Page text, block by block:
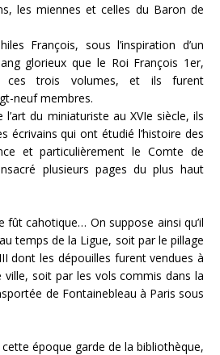
les miennes et celles du Baron de
François, sous l’inspiration d’un
glorieux que le Roi François 1er,
ces trois volumes, et ils furent
neuf membres.
du miniaturiste au XVIe siècle, ils
écrivains qui ont étudié l’histoire des
et particulièrement le Comte de
plusieurs pages du plus haut
fût cahotique… On suppose ainsi qu’il
temps de la Ligue, soit par le pillage
dont les dépouilles furent vendues à
ville, soit par les vols commis dans la
de Fontainebleau à Paris sous
époque garde de la bibliothèque,